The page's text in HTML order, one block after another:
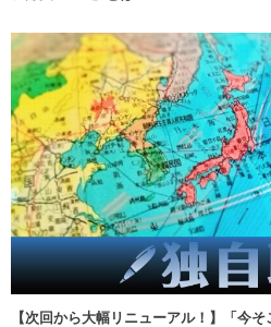
【次回から大幅リニューアル！】「今